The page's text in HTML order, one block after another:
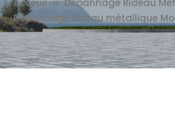
Acceuil
Dépannage Rideau
Dépannage rideau métallique